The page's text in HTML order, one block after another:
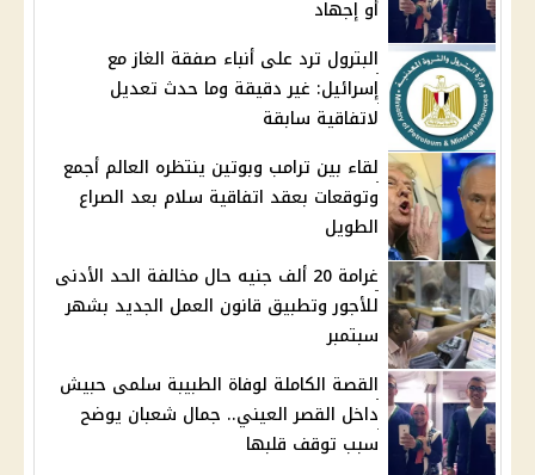
أو إجهاد
البترول ترد على أنباء صفقة الغاز مع
إسرائيل: غير دقيقة وما حدث تعديل
لاتفاقية سابقة
لقاء بين ترامب وبوتين ينتظره العالم أجمع
وتوقعات بعقد اتفاقية سلام بعد الصراع
الطويل
غرامة 20 ألف جنيه حال مخالفة الحد الأدنى
للأجور وتطبيق قانون العمل الجديد بشهر
سبتمبر
القصة الكاملة لوفاة الطبيبة سلمى حبيش
داخل القصر العيني.. جمال شعبان يوضح
سبب توقف قلبها